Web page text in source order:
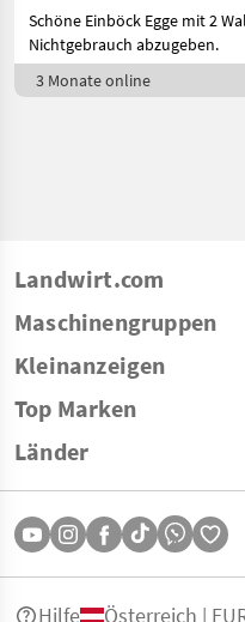
Schöne Einböck Egge mit 2
Nichtgebrauch abzugeben.
3 Monate online
Landwirt.com
Maschinengruppen
Kleinanzeigen
Top Marken
Länder
Hilfe Österreich |